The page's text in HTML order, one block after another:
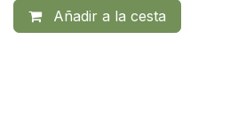
Añadir a la cesta